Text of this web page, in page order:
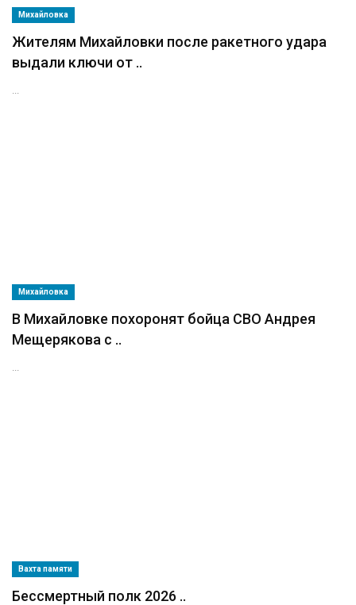
Михайловка
Жителям Михайловки после ракетного удара
выдали ключи от ..
...
Михайловка
В Михайловке похоронят бойца СВО Андрея
Мещерякова с ..
...
Вахта памяти
Бессмертный полк 2026 ..